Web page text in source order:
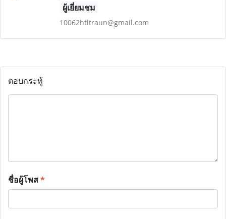
ผู้เยี่ยมชม
10062htltraun@gmail.com
ตอบกระทู้
ชื่อผู้โพส*